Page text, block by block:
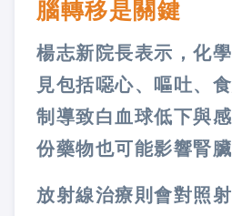
腦轉移是關鍵
楊志新院長表示，化
見包括噁心、嘔吐、
制導致白血球低下與
份藥物也可能影響腎臟
放射線治療則會對照